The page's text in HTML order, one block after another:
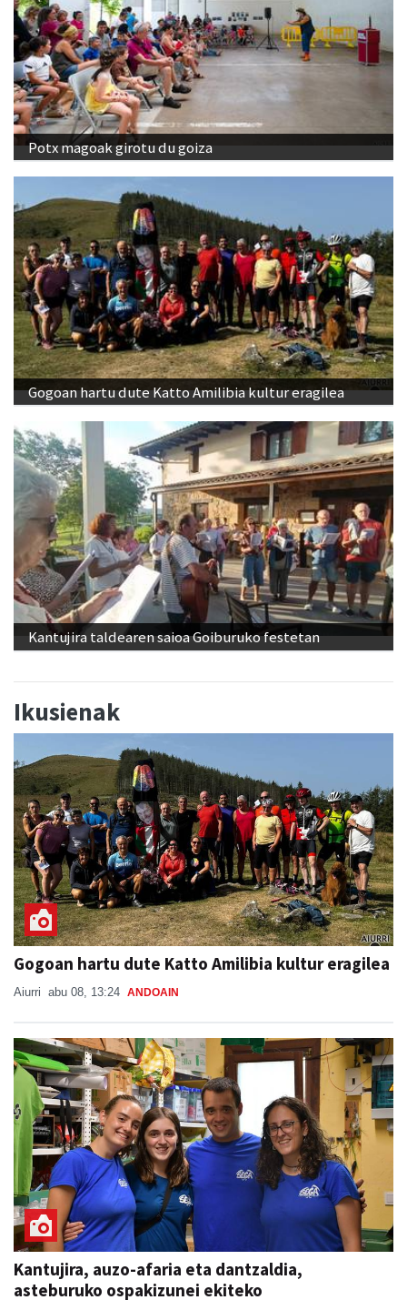
Potx magoak girotu du goiza
Gogoan hartu dute Katto Amilibia kultur eragilea
Kantujira taldearen saioa Goiburuko festetan
Ikusienak
Gogoan hartu dute Katto Amilibia kultur eragilea
Aiurri abu 08, 13:24 ANDOAIN
Kantujira, auzo-afaria eta dantzaldia,
asteburuko ospakizunei ekiteko